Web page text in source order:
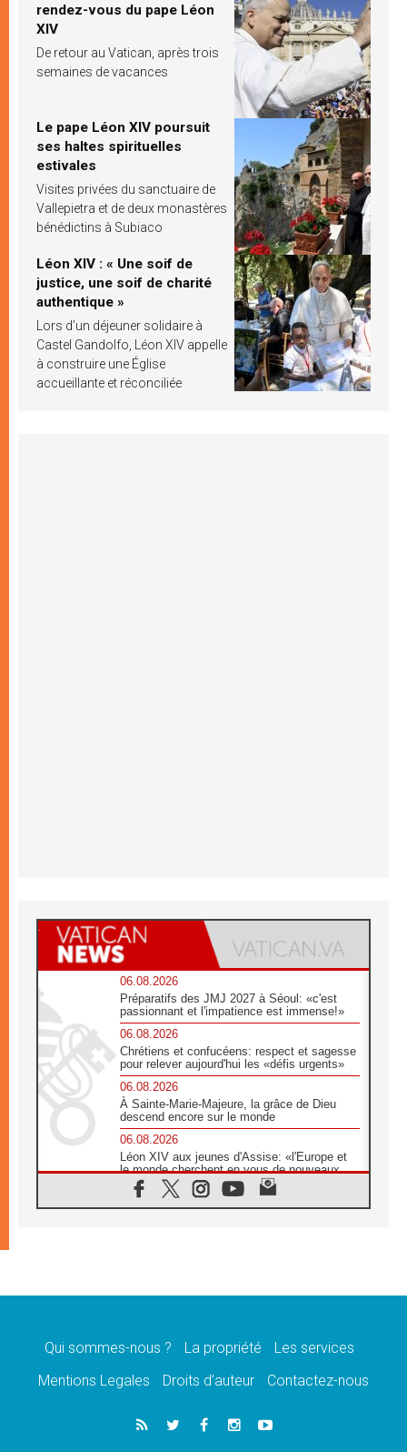
rendez-vous du pape Léon
XIV
De retour au Vatican, après trois
semaines de vacances
Le pape Léon XIV poursuit
ses haltes spirituelles
estivales
Visites privées du sanctuaire de
Vallepietra et de deux monastères
bénédictins à Subiaco
Léon XIV : « Une soif de
justice, une soif de charité
authentique »
Lors d’un déjeuner solidaire à
Castel Gandolfo, Léon XIV appelle
à construire une Église
accueillante et réconciliée
06.08.2026
Préparatifs des JMJ 2027 à Séoul: «c'est
passionnant et l'impatience est immense!»
06.08.2026
Chrétiens et confucéens: respect et sagesse
pour relever aujourd'hui les «défis urgents»
06.08.2026
À Sainte-Marie-Majeure, la grâce de Dieu
descend encore sur le monde
06.08.2026
Léon XIV aux jeunes d'Assise: «l'Europe et
le monde cherchent en vous de nouveaux
saints»
06.08.2026
«construire la civilisation de l'amour»
La visite du Pape en Argentine portera «un
05.08.2026
«La visite du Pape en Uruguay renforcera
Qui sommes-nous ? La propriété
Les services
Mentions Legales
Droits d’auteur Contactez-nous